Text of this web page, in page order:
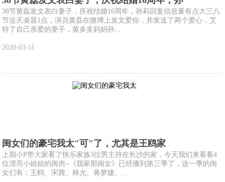
38节黄磊发文表白妻子，庆祝结婚16周年，孙莉回复信息量有点大三八
节这天凌晨1点，演员黄磊在微博上发文爱你，并发送了两个爱心，艾
特了自己亲爱的妻子，黄多多妈妈孙...
2020-03-11
闺女们的豪宅我太"可"了，尤其是王鸥家
上期小P带大家看了快乐家族3位男主持在长沙的家，今天我们来看看4
位漂亮小姐姐的闺房~《我家那闺女》已经播到第三季了，这一季的闺
女们有：王鸥、宋茜、林允、蒋梦婕。...